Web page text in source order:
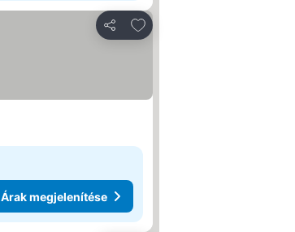
Megosztás
Hozzáadás a kedvencekhez
Árak megjelenítése